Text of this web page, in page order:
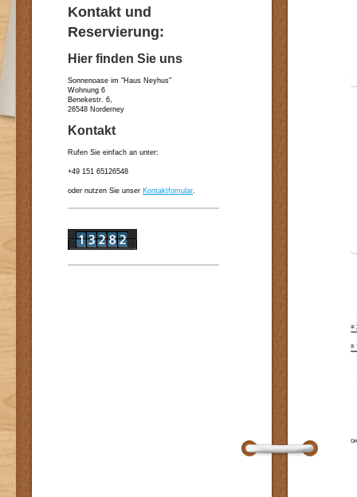
Kontakt und
Reservierung:
Hier finden Sie uns
Sonnenoase im "Haus Neyhus"
Wohnung 6
Benekestr. 6,
26548 Norderney
Kontakt
Rufen Sie einfach an unter:
+49 151 65126548
oder nutzen Sie unser Kontaktfomular.